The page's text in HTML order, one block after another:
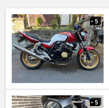
+ 5
+ 5